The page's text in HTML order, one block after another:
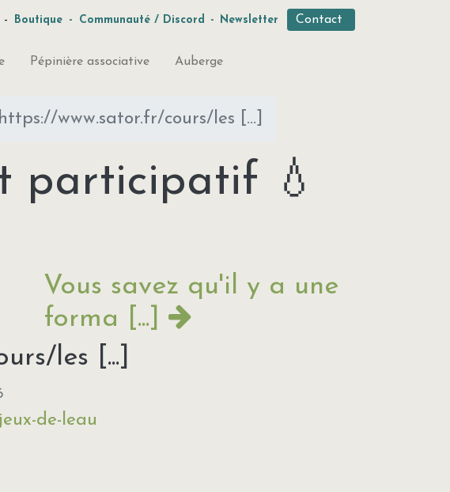
- Boutique - Communauté / Discord - Newsletter Contact
Pépinière associative Auberge
https://www.sator.fr/cours/les [...]
participatif 💧
Vous savez qu'il y a une
forma [...]
les [...]
de-leau